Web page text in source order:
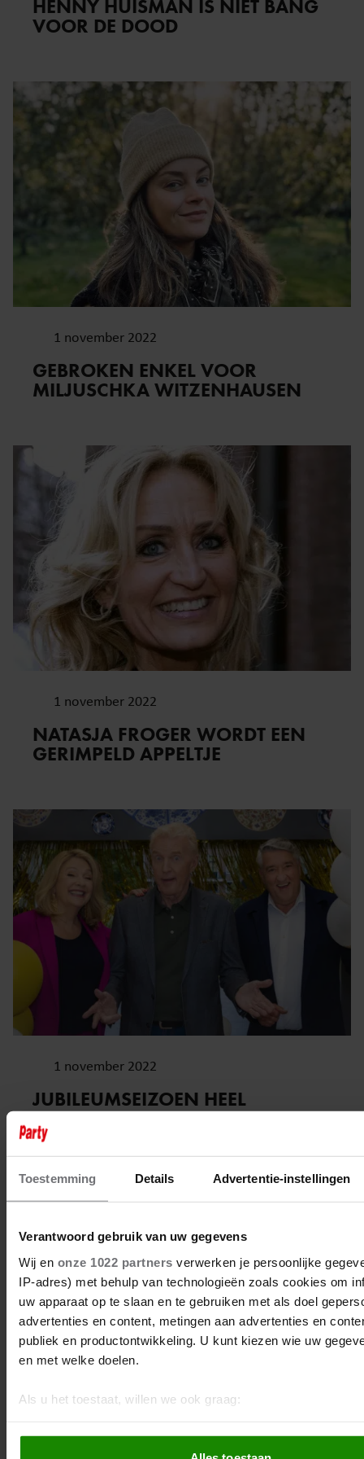
Toestemming Details Advertentie-instellingen
Verantwoord gebruik van uw gegevens
Wij en onze 1022 partners verwerken je persoonlijke
IP-adres) met behulp van technologieën zoals cookies om
uw apparaat op te slaan en te gebruiken met als doel
advertenties en content, metingen aan advertenties en
publiek en productontwikkeling. U kunt kiezen wie uw
en met welke doelen.
Als u het toestaat, willen we ook graag:
paar meter nauwkeurig kan zijn
HENNY HUISMAN IS NIET BANG
VOOR DE DOOD
1 november 2022
GEBROKEN ENKEL VOOR
MILJUSCHKA WITZENHAUSEN
1 november 2022
NATASJA FROGER WORDT EEN
GERIMPELD APPELTJE
1 november 2022
JUBILEUMSEIZOEN HEEL
HOLLAND BAKT START 18
DECEMBER BIJ MAX